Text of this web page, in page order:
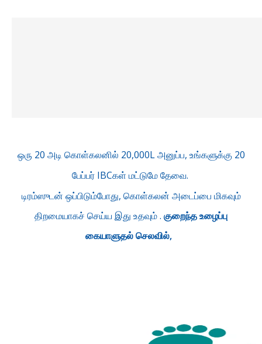
ஒரு 20 அடி கொள்கலனில் 20,000L அனுப்ப, உங்களுக்கு 20
பேப்பர் IBCகள் மட்டுமே தேவை.
டிரம்ஸுடன் ஒப்பிடும்போது, கொள்கலன் அடைப்பை மிகவும்
திறமையாகச் செய்ய இது உதவும் . ​​குறைந்த உழைப்பு
கையாளுதல் செலவில்,